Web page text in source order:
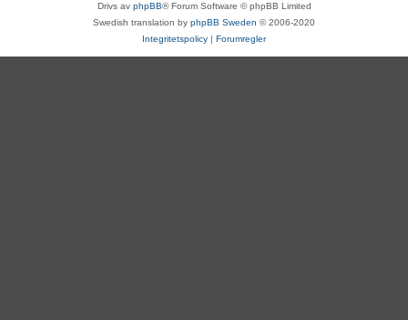
Drivs av phpBB® Forum Software © phpBB Limited
Swedish translation by phpBB Sweden © 2006-2020
Integritetspolicy | Forumregler